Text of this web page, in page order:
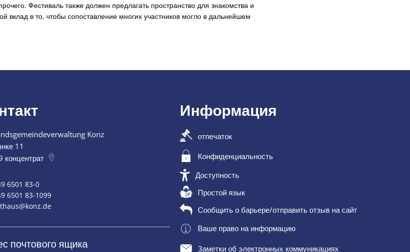
Фестиваль также должен предлагать пространство для знакомства и
вклад в то, чтобы сопоставление многих участников могло в дальнейшем
Konz
11
концентрат
6501 83-0
6501 83-1099
почтового ящика
Информация
отпечаток
Конфиденциальность
Доступность
Простой язык
Сообщить о барьере/отправить отзыв на сайт
Ваше право на информацию
Заметки об электронных коммуникациях